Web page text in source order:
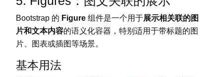
Bootstrap 的 Figure 组件是一个用于展示相关联的图
片和文本内容的语义化容器，特别适用于带标题的图
片、图表或插图等场景。
基本用法